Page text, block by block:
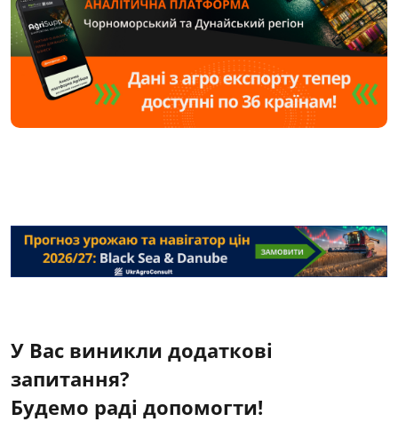
У Вас виникли додаткові
запитання?
Будемо раді допомогти!